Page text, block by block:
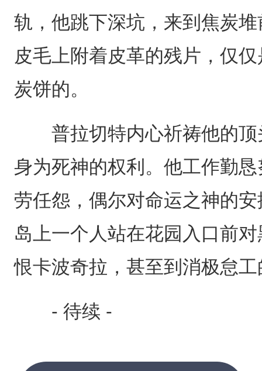
轨，他跳下深坑，来到焦炭
皮毛上附着皮革的残片，仅
炭饼的。
普拉切特内心祈祷他的顶
身为死神的权利。他工作勤
劳任怨，偶尔对命运之神的
岛上一个人站在花园入口前
恨卡波奇拉，甚至到消极怠
- 待续 -